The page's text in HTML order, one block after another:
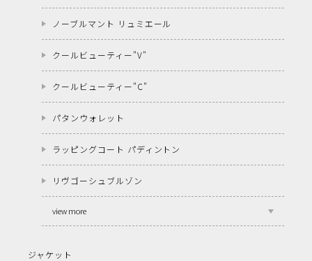
ノーブルマント リュミエール
クールビューティー"V"
クールビューティー"C"
パタンウォレット
ラッピングコート パディントン
リヴゴーシュブルゾン
view more
ジャケット